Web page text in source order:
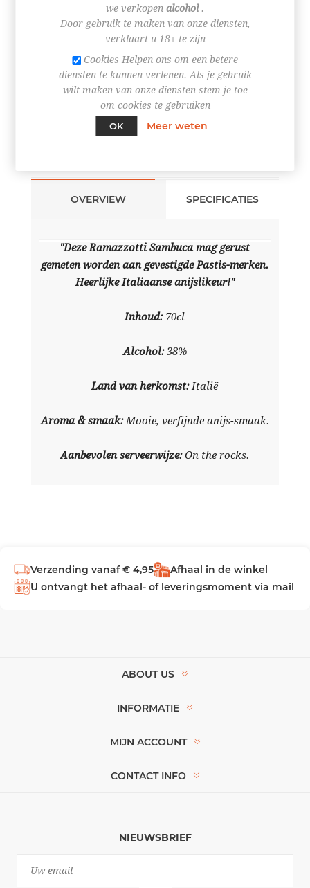
+
-
BESTEL NU!
OVERVIEW SPECIFICATIES
"Deze Ramazzotti Sambuca mag gerust
gemeten worden aan gevestigde Pastis-merken.
Heerlijke Italiaanse anijslikeur!"
Inhoud: 70cl
Alcohol:38%
Land van herkomst:Italië
Aroma & smaak:Mooie, verfijnde anijs-smaak.
Aanbevolen serveerwijze:On the rocks.
Verzending vanaf € 4,95
Afhaal in de winkel
U ontvangt het afhaal- of leveringsmoment via mail
ABOUT US
INFORMATIE
MIJN ACCOUNT
CONTACT INFO
NIEUWSBRIEF
we verkopen alcohol.
Door gebruik te maken van onze diensten,
verklaart u 18+ te zijn
Cookies Helpen ons om een betere
diensten te kunnen verlenen. Als je gebruik
wilt maken van onze diensten stem je toe
om cookies te gebruiken
OK
Meer weten